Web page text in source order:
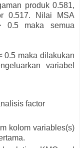
produk 0.581,
0.517. Nilai MSA
0.5 maka semua
0.5 maka dilakukan
variabel
factor
kolom variables(s)